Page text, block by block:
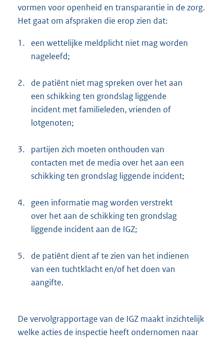
vormen voor openheid en transparantie in de zorg.
Het gaat om afspraken die erop zien dat:
1.
een wettelijke meldplicht niet mag worden
nageleefd;
2.
de patiënt niet mag spreken over het aan
een schikking ten grondslag liggende
incident met familieleden, vrienden of
lotgenoten;
3.
partijen zich moeten onthouden van
contacten met de media over het aan een
schikking ten grondslag liggende incident;
4.
geen informatie mag worden verstrekt
over het aan de schikking ten grondslag
liggende incident aan de IGZ;
5.
de patiënt dient af te zien van het indienen
van een tuchtklacht en/of het doen van
aangifte.
De vervolgrapportage van de IGZ maakt inzichtelijk
welke acties de inspectie heeft ondernomen naar